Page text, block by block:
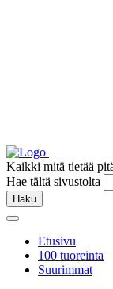
Kaikki mitä tietää
Hae tältä sivustolta
Haku
Etusivu
100 tuoreinta
Suurimmat